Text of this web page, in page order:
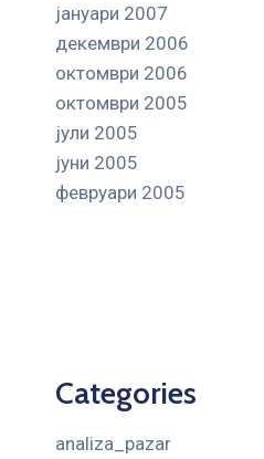
јануари 2007
декември 2006
октомври 2006
октомври 2005
јули 2005
јуни 2005
февруари 2005
Categories
analiza_pazar